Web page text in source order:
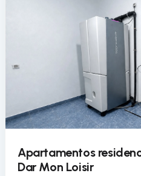
Apartamentos
Dar Mon Loisir